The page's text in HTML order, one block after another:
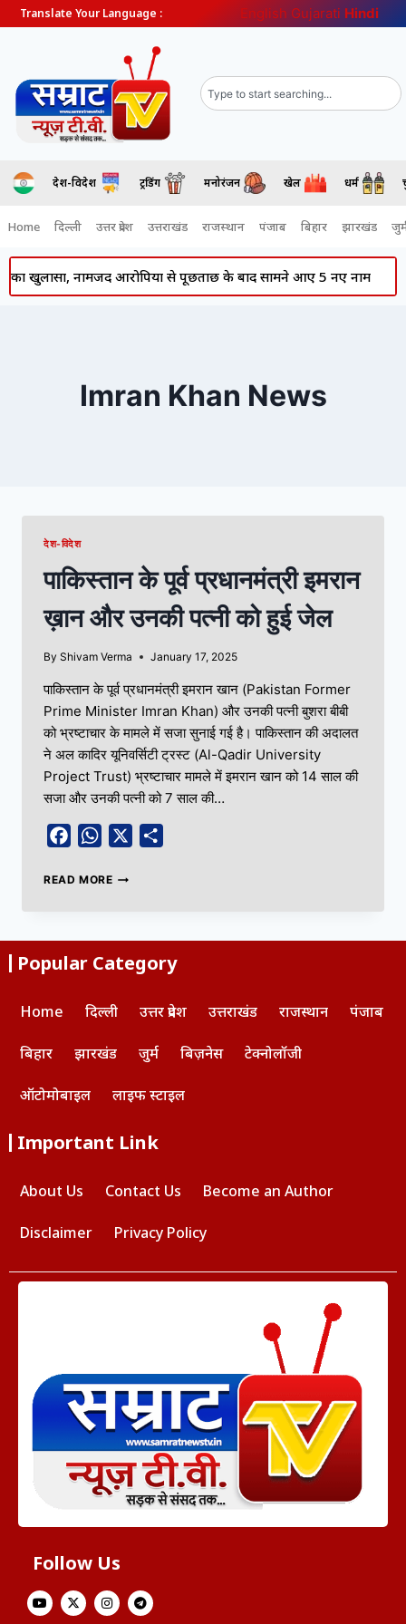
Translate Your Language : English Gujarati Hindi
देश-विदेश ट्रेंडिंग मनोरंजन खेल धर्म
Home दिल्ली उत्तर प्रदेश उत्तराखंड राजस्थान पंजाब बिहार झारखंड
खुलासा, नामजद आरोपियों से पूछताछ के बाद सामने आए 5 नए नाम
Imran Khan News
देश-विदेश
पाकिस्तान के पूर्व प्रधानमंत्री इमरान
ख़ान और उनकी पत्नी को हुई जेल
By Shivam Verma January 17, 2025
पाकिस्तान के पूर्व प्रधानमंत्री इमरान खान (Pakistan Former
Prime Minister Imran Khan) और उनकी पत्नी बुशरा बीबी
को भ्रष्टाचार के मामले में सजा सुनाई गई है। पाकिस्तान की अदालत
ने अल कादिर यूनिवर्सिटी ट्रस्ट (Al-Qadir University
Project Trust) भ्रष्टाचार मामले में इमरान खान को 14 साल की
सजा और उनकी पत्नी को 7 साल की…
FacebookWhatsApp
READ MORE
Popular Category
Home दिल्ली उत्तर प्रदेश उत्तराखंड राजस्थान पंजाब
बिहार झारखंड जुर्म बिज़नेस टेक्नोलॉजी
ऑटोमोबाइल लाइफ स्टाइल
Important Link
About Us Contact Us Become an Author
Disclaimer Privacy Policy
Follow Us